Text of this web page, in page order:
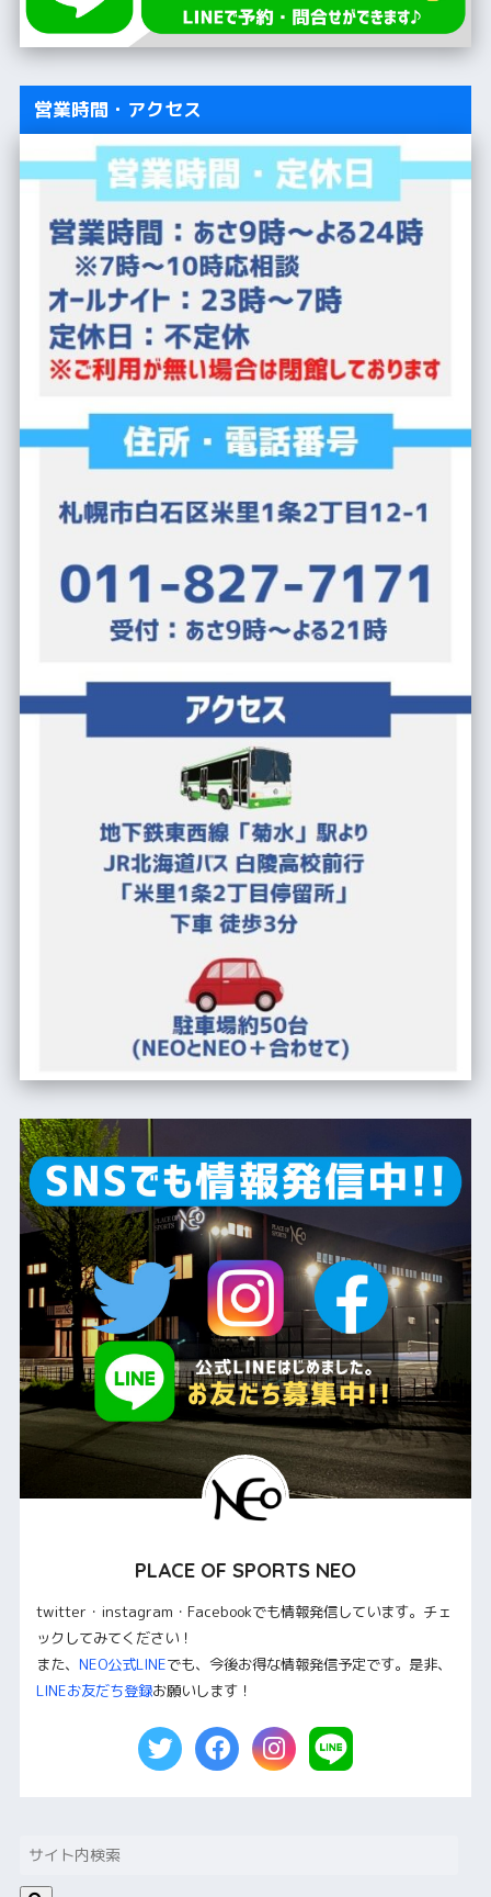
営業時間・アクセス
PLACE OF SPORTS NEO
twitter・instagram・Facebookでも情報発信しています。チェ
ックしてみてください！
また、 NEO公式LINEでも、今後お得な情報発信予定です。是非、
LINEお友だち登録お願いします！